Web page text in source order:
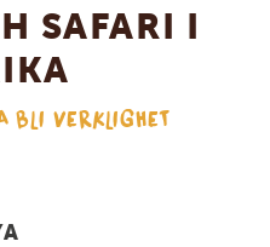
SAFARI I
BLI VERKLIGHET